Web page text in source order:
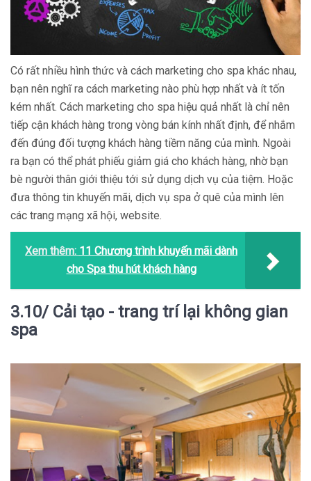
Có rất nhiều hình thức và cách marketing cho spa khác nhau,
bạn nên nghĩ ra cách marketing nào phù hợp nhất và ít tốn
kém nhất. Cách marketing cho spa hiệu quả nhất là chỉ nên
tiếp cận khách hàng trong vòng bán kính nhất định, để nhắm
đến đúng đối tượng khách hàng tiềm năng của mình. Ngoài
ra bạn có thể phát phiếu giảm giá cho khách hàng, nhờ bạn
bè người thân giới thiệu tới sử dụng dịch vụ của tiệm. Hoặc
đưa thông tin khuyến mãi, dịch vụ spa ở quê của mình lên
các trang mạng xã hội, website.
Xem thêm: 11 Chương trình khuyến mãi dành
cho Spa thu hút khách hàng
3.10/ Cải tạo - trang trí lại không gian
spa